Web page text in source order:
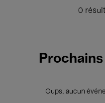
0
Oups, aucun